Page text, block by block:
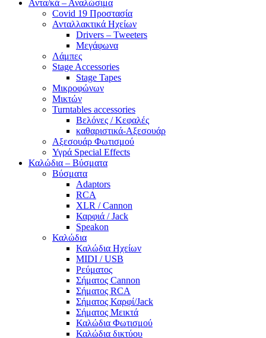
Αντα/κά – Αναλώσιμα
Covid 19 Προστασία
Ανταλλακτικά Ηχείων
Drivers – Tweeters
Μεγάφωνα
Λάμπες
Stage Accessories
Stage Tapes
Μικροφώνων
Μικτών
Turntables accessories
Βελόνες / Κεφαλές
καθαριστικά-Αξεσουάρ
Αξεσουάρ Φωτισμού
Υγρά Special Effects
Καλώδια – Βύσματα
Βύσματα
Adaptors
RCA
XLR / Cannon
Καρφιά / Jack
Speakon
Καλώδια
Καλώδια Ηχείων
MIDI / USB
Ρεύματος
Σήματος Cannon
Σήματος RCA
Σήματος Καρφί/Jack
Σήματος Μεικτά
Καλώδια Φωτισμού
Καλώδια δικτύου